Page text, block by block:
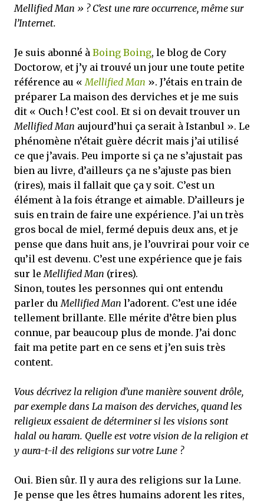
Mellified Man » ? C’est une rare occurrence, même sur
l’Internet.
Je suis abonné à Boing Boing, le blog de Cory
Doctorow, et j’y ai trouvé un jour une toute petite
référence au «Mellified Man ». J’étais en train de
préparer La maison des derviches et je me suis
dit « Ouch ! C’est cool. Et si on devait trouver un
Mellified Man aujourd’hui ça serait à Istanbul ». Le
phénomène n’était guère décrit mais j’ai utilisé
ce que j’avais. Peu importe si ça ne s’ajustait pas
bien au livre, d’ailleurs ça ne s’ajuste pas bien
(rires), mais il fallait que ça y soit. C’est un
élément à la fois étrange et aimable. D’ailleurs je
suis en train de faire une expérience. J’ai un très
gros bocal de miel, fermé depuis deux ans, et je
pense que dans huit ans, je l’ouvrirai pour voir ce
qu’il est devenu. C’est une expérience que je fais
sur leMellified Man (rires).
Sinon, toutes les personnes qui ont entendu
parler duMellified Man l’adorent. C’est une idée
tellement brillante. Elle mérite d’être bien plus
connue, par beaucoup plus de monde. J’ai donc
fait ma petite part en ce sens et j’en suis très
content.
Vous décrivez la religion d’une manière souvent drôle,
par exemple dans La maison des derviches, quand les
religieux essaient de déterminer si les visions sont
halal ou haram. Quelle est votre vision de la religion et
y aura-t-il des religions sur votre Lune ?
Oui. Bien sûr. Il y aura des religions sur la Lune.
Je pense que les êtres humains adorent les rites,